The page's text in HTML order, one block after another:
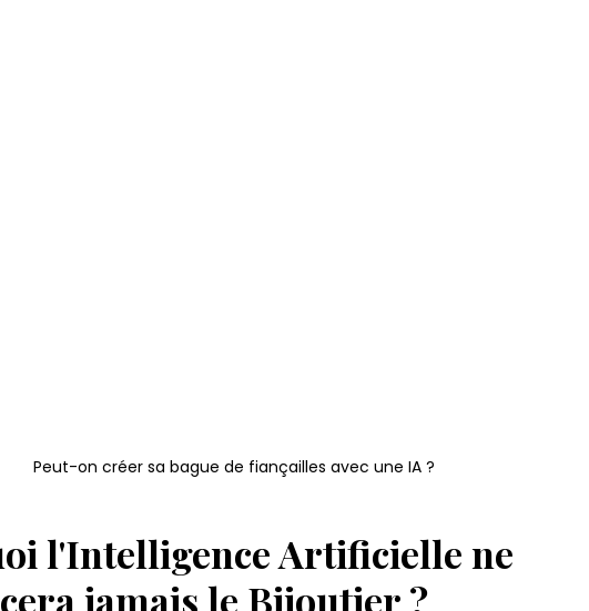
Peut-on créer sa bague de fiançailles avec une IA ?
l'Intelligence Artificielle ne
jamais le Bijoutier ?